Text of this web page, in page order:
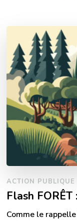
ACTION PUBLIQUE
Flash FORÊT
Comme le